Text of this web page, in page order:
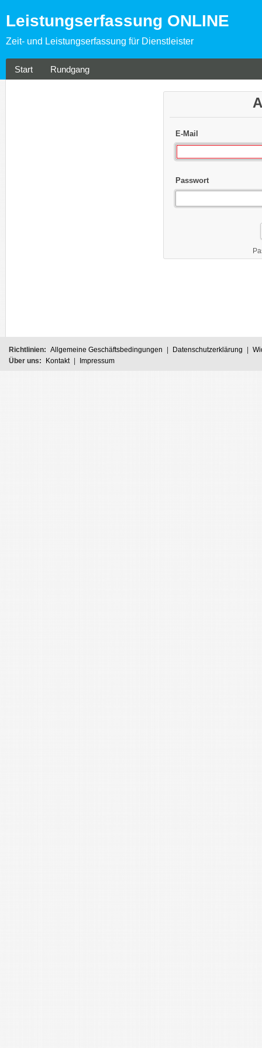
Leistungserfassung ONLINE
Zeit- und Leistungserfassung für Dienstleister
Start Rundgang
E-Mail
Passwort
Richtlinien: Allgemeine Geschäftsbedingungen Datenschutzerklärung
Über uns:
Kontakt Impressum